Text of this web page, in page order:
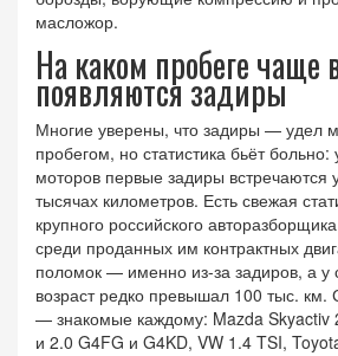
масложор.
На каком пробеге чаще
появляются задиры
Многие уверены, что задиры — удел
пробегом, но статистика бьёт
моторов первые задиры встречаются
тысячах километров. Есть свежая
крупного российского
среди проданных им контрактных
поломок — именно из-за задиров, а у
возраст редко превышал 100 тыс. км.
— знакомые каждому: Mazda Skyactiv
и 2.0 G4FG и G4KD, VW 1.4 TSI,